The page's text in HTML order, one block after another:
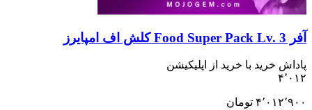
با خرید از اپلیکیشن
تومان